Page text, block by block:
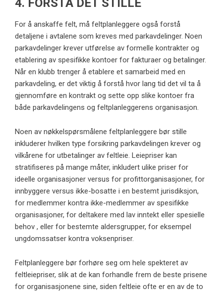
4. FORSTÅ DET STILLE
For å anskaffe felt, må feltplanleggere også forstå
detaljene i avtalene som kreves med parkavdelinger. Noen
parkavdelinger krever utførelse av formelle kontrakter og
etablering av spesifikke kontoer for fakturaer og betalinger.
Når en klubb trenger å etablere et samarbeid med en
parkavdeling, er det viktig å forstå hvor lang tid det vil ta å
gjennomføre en kontrakt og sette opp slike kontoer fra
både parkavdelingens og feltplanleggerens organisasjon.
Noen av nøkkelspørsmålene feltplanleggere bør stille
inkluderer hvilken type forsikring parkavdelingen krever og
vilkårene for utbetalinger av feltleie. Leiepriser kan
stratifiseres på mange måter, inkludert ulike priser for
ideelle organisasjoner versus for profittorganisasjoner, for
innbyggere versus ikke-bosatte i en bestemt jurisdiksjon,
for medlemmer kontra ikke-medlemmer av spesifikke
organisasjoner, for deltakere med lav inntekt eller spesielle
behov , eller for bestemte aldersgrupper, for eksempel
ungdomssatser kontra voksenpriser.
Feltplanleggere bør forhøre seg om hele spekteret av
feltleiepriser, slik at de kan forhandle frem de beste prisene
for organisasjonene sine, siden feltleie ofte er en av de to